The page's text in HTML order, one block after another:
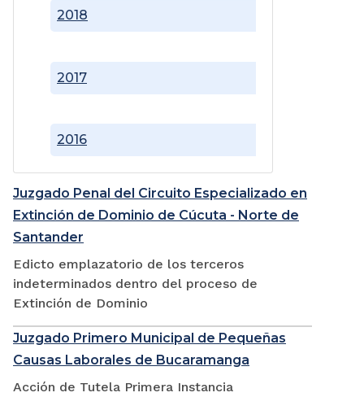
2016
2017
2018
Juzgado Penal del Circuito Especializado en
Extinción de Dominio de Cúcuta - Norte de
Santander
Edicto emplazatorio de los terceros
indeterminados dentro del proceso de
Extinción de Dominio
Juzgado Primero Municipal de Pequeñas
Causas Laborales de Bucaramanga
Acción de Tutela Primera Instancia